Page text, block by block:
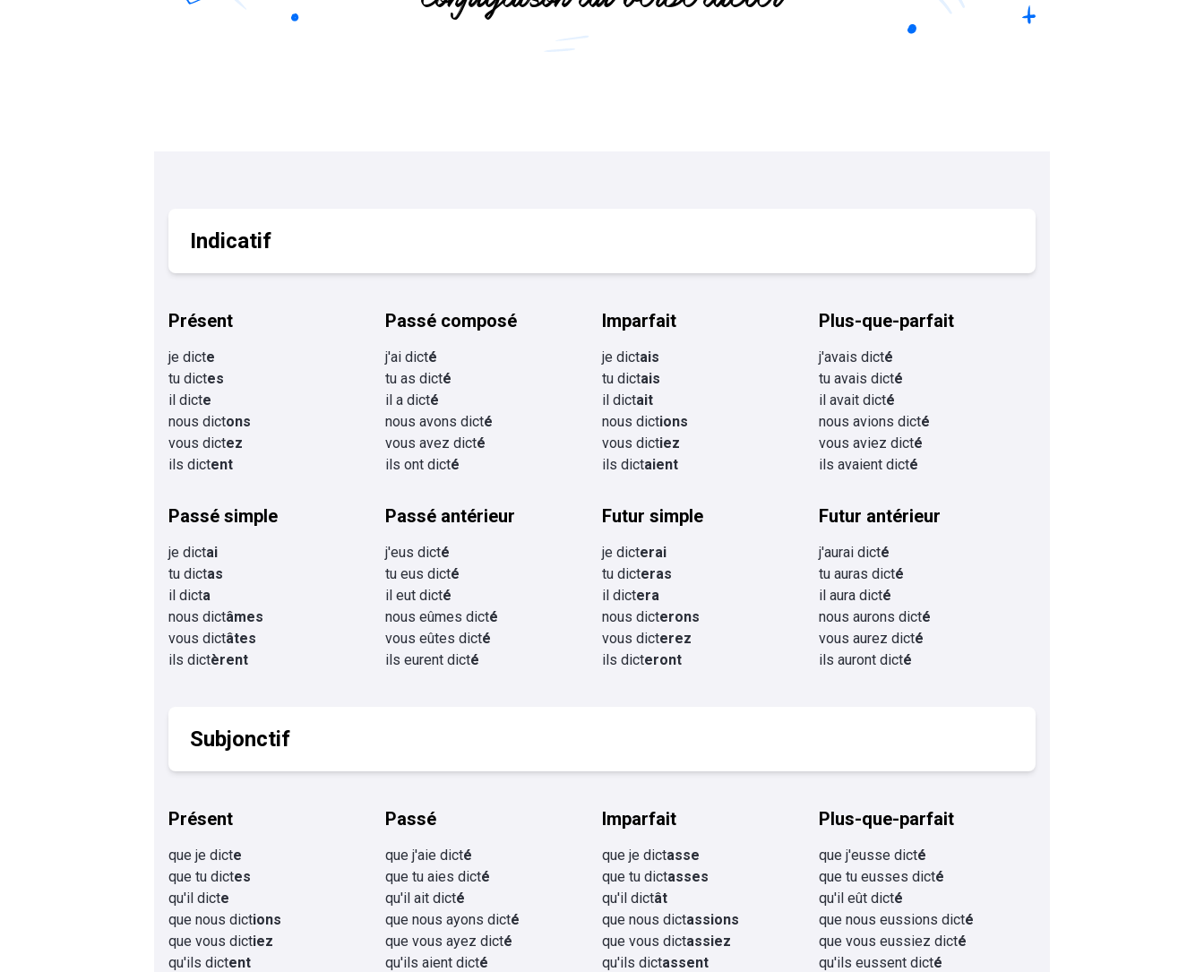
Flashcards Collège
Indicatif
Présent
je dicte
tu dictes
il dicte
nous dictons
vous dictez
ils dictent
Passé composé
j'ai dicté
tu as dicté
il a dicté
nous avons dicté
vous avez dicté
ils ont dicté
Imparfait
je dictais
tu dictais
il dictait
nous dictions
vous dictiez
ils dictaient
Plus-que-parfait
j'avais dicté
tu avais dicté
il avait dicté
nous avions dicté
vous aviez dicté
ils avaient dicté
Passé simple
je dictai
tu dictas
il dicta
nous dictâmes
vous dictâtes
ils dictèrent
Passé antérieur
j'eus dicté
tu eus dicté
il eut dicté
nous eûmes dicté
vous eûtes dicté
ils eurent dicté
Futur simple
je dicterai
tu dicteras
il dictera
nous dicterons
vous dicterez
ils dicteront
Futur antérieur
j'aurai dicté
tu auras dicté
il aura dicté
nous aurons dicté
vous aurez dicté
ils auront dicté
Subjonctif
Présent
que je dicte
que tu dictes
qu'il dicte
que nous dictions
que vous dictiez
qu'ils dictent
Passé
que j'aie dicté
que tu aies dicté
qu'il ait dicté
que nous ayons dicté
que vous ayez dicté
qu'ils aient dicté
Imparfait
que je dictasse
que tu dictasses
qu'il dictât
que nous dictassions
que vous dictassiez
qu'ils dictassent
Plus-que-parfait
que j'eusse dicté
que tu eusses dicté
qu'il eût dicté
que nous eussions dicté
que vous eussiez dicté
qu'ils eussent dicté